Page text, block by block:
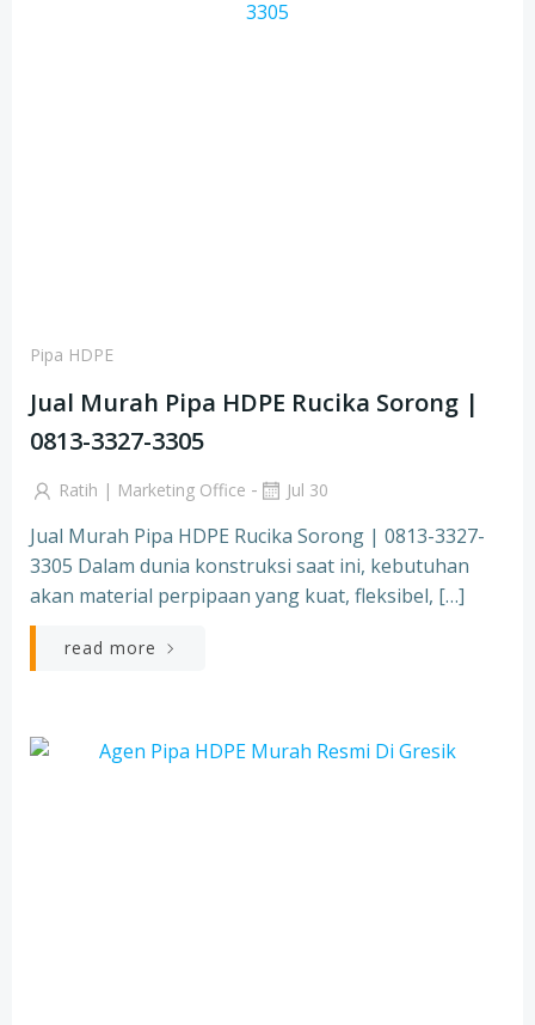
Pipa HDPE
Jual Murah Pipa HDPE Rucika Sorong |
0813-3327-3305
Ratih | Marketing Office - Jul 30
Jual Murah Pipa HDPE Rucika Sorong | 0813-3327-
3305 Dalam dunia konstruksi saat ini, kebutuhan
akan material perpipaan yang kuat, fleksibel, […]
read more